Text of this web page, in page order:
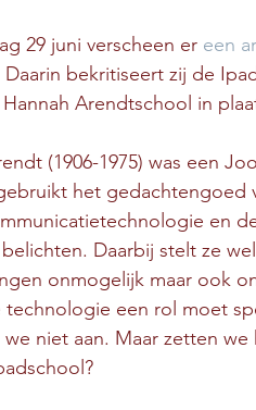
29 juni verscheen er een
Daarin bekritiseert zij de
Arendtschool in
(1906-1975) was een
het
en
Daarbij stelt ze
onmogelijk maar ook
technologie een rol moet
niet aan. Maar zetten